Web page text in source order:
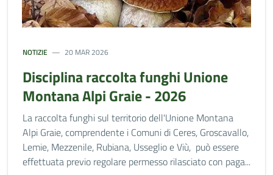
NOTIZIE 20 MAR 2026
Disciplina raccolta funghi Unione
Montana Alpi Graie - 2026
La raccolta funghi sul territorio dell'Unione Montana
Alpi Graie, comprendente i Comuni di Ceres, Groscavallo,
Lemie, Mezzenile, Rubiana, Usseglio e Viù, può essere
effettuata previo regolare permesso rilasciato con paga...